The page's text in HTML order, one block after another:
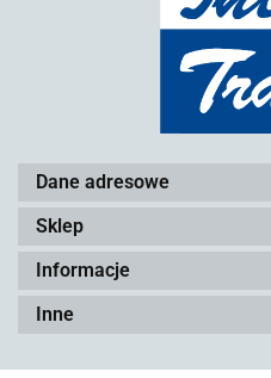
Dane adresowe
Sklep
Informacje
Inne